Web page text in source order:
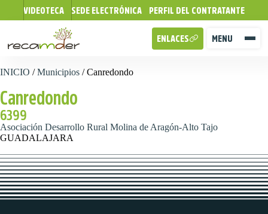
VIDEOTECA SEDE ELECTRÓNICA PERFIL DEL CONTRATANTE
MENU
ENLACES
INICIO /Municipios /Canredondo
Canredondo
6399
Asociación Desarrollo Rural Molina de Aragón-Alto Tajo
GUADALAJARA